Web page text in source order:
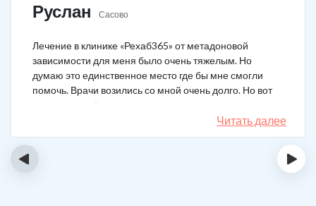
Руслан Сасово
Лечение в клинике «Рехаб365» от метадоновой
зависимости для меня было очень тяжелым. Но
думаю это единственное место где бы мне смогли
помочь. Врачи возились со мной очень долго. Но вот
теперь я уже 5 месяцев не принимаю наркотики.
Читать далее
‹ ›